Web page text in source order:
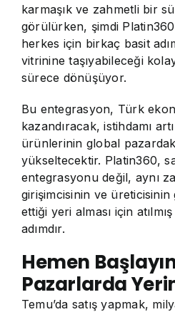
karmaşık ve zahmetli bir
görülürken, şimdi
herkes için birkaç basit
vitrinine taşıyabileceği
sürece dönüşüyor.
Bu entegrasyon, Türk
kazandıracak, istihdamı
ürünlerinin global
yükseltecektir. Platin360,
entegrasyonu değil, aynı
girişimcisinin ve
ettiği yeri alması için
adımdır.
Hemen
Pazarlarda
Temu’da satış yapmak,